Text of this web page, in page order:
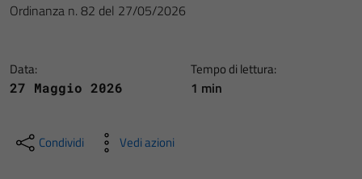
Ordinanza n. 82 del 27/05/2026
Data:
27 Maggio 2026
Tempo di lettura:
1 min
Condividi Vedi azioni